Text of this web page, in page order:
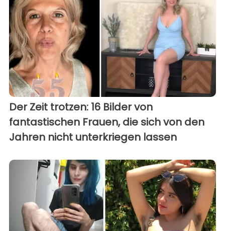
Der Zeit trotzen: 16 Bilder von
fantastischen Frauen, die sich von den
Jahren nicht unterkriegen lassen